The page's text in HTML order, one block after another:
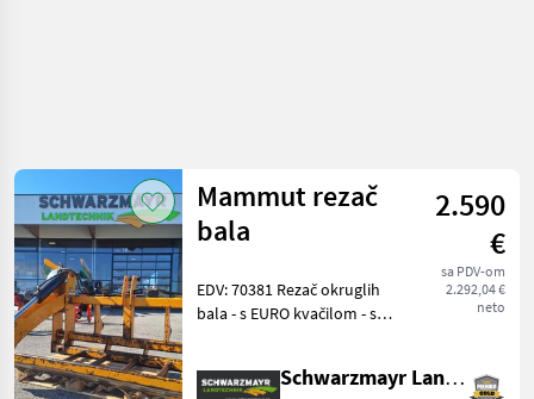
Mammut rezač
bala
2.590
€
sa PDV-om
2.292,04 €
neto
EDV: 70381 Rezač okruglih
bala - s EURO kvačilom - s 4
regulacijski ventil Rabljeno,
Schwarzmayr Landtechnik GmbH - Gampern